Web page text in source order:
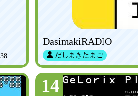
38
DasimakiRADIO
だしまきたまご
14